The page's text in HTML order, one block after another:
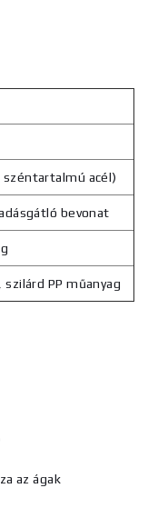
széntartalmú acél)
bevonat
PP műanyag
az ágak